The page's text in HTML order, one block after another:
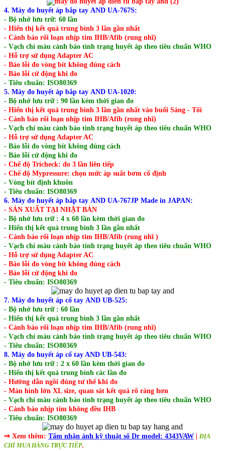
4. Máy đo huyết áp bắp tay AND UA-767S:
- Bộ nhớ lưu trữ: 60 lần
- Hiển thị kết quả trung bình 3 lần gần nhất
- Cảnh báo rối loạn nhịp tim IHB/Afib (rung nhĩ)
- Vạch chỉ màu cảnh báo tình trạng huyết áp theo tiêu chuẩn WHO
- Hỗ trợ sử dụng Adapter AC
- Báo lỗi đo vòng bít không đúng cách
- Báo lỗi cử động khi đo
- Tiêu chuẩn: ISO80369
5. Máy đo huyết áp bắp tay AND UA-1020:
- Bộ nhớ lưu trữ : 90 lần kèm thời gian đo
- Hiển thị kết quả trung bình 3 lần gần nhất vào buổi Sáng - Tối
- Cảnh báo rối loạn nhịp tim IHB/Afib (rung nhĩ)
- Vạch chỉ màu cảnh báo tình trạng huyết áp theo tiêu chuẩn WHO
- Hỗ trợ sử dụng Adapter AC
- Báo lỗi đo vòng bít không đúng cách
- Báo lỗi cử động khi đo
- Chế độ Tricheck: đo 3 lần liên tiếp
- Chế độ Mypressure: chọn mức áp suất bơm cố định
- Vòng bít định khuôn
- Tiêu chuẩn: ISO80369
6. Máy đo huyết áp bắp tay AND UA-767JP Made in JAPAN:
- SẢN XUẤT TẠI NHẬT BẢN
- Bộ nhớ lưu trữ : 4 x 60 lần kèm thời gian đo
- Hiển thị kết quả trung bình 3 lần gần nhất
- Cảnh báo rối loạn nhịp tim IHB/Afib (rung nhĩ )
- Vạch chỉ màu cảnh báo tình trạng huyết áp theo tiêu chuẩn WHO
- Hỗ trợ sử dụng Adapter AC
- Báo lỗi đo vòng bít không đúng cách
- Báo lỗi cử động khi đo
- Tiêu chuẩn: ISO80369
7. Máy đo huyết áp cổ tay AND UB-525:
- Bộ nhớ lưu trữ : 60 lần
- Hiển thị kết quả trung bình 3 lần gần nhất
- Cảnh báo rối loạn nhịp tim IHB/Afib (rung nhĩ)
- Vạch chỉ màu cảnh báo tình trạng huyết áp theo tiêu chuẩn WHO
- Tiêu chuẩn: ISO80369
8. Máy đo huyết áp cổ tay AND UB-543:
- Bộ nhớ lưu trữ : 2 x 60 lần kèm thời gian đo
- Hiển thị kết quả trung bình các lần đo
- Hướng dẫn ngồi đúng tư thế khi đo
- Màn hình lớn XL size, quan sát kết quả rõ ràng hơn
- Vạch chỉ màu cảnh báo tình trạng huyết áp theo tiêu chuẩn WHO
- Cảnh báo nhịp tim không đều IHB
- Tiêu chuẩn: ISO80369
⇒ Xem thêm: Tấm nhận ảnh kỹ thuật số Dr model: 4343VAW
ĐỊA
CHỈ MUA HÀNG TRỰC TIẾP.